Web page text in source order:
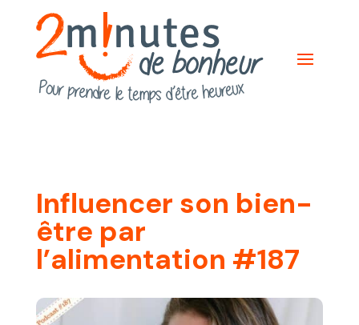
Influencer son bien-
être par
l’alimentation #187